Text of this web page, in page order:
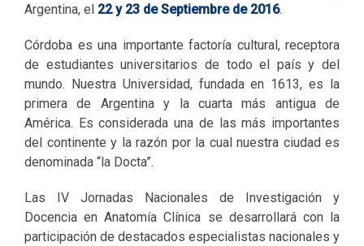
Argentina, el 22 y 23 de Septiembre de 2016.
Córdoba es una importante factoría cultural, receptora
de estudiantes universitarios de todo el país y del
mundo. Nuestra Universidad, fundada en 1613, es la
primera de Argentina y la cuarta más antigua de
América. Es considerada una de las más importantes
del continente y la razón por la cual nuestra ciudad es
denominada “la Docta”.
Las IV Jornadas Nacionales de Investigación y
Docencia en Anatomía Clínica se desarrollará con la
participación de destacados especialistas nacionales y